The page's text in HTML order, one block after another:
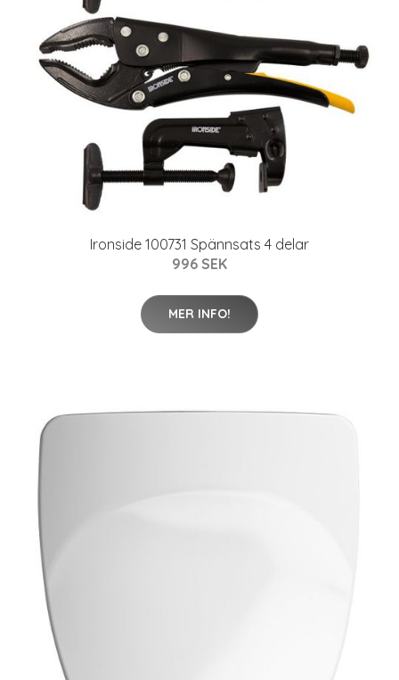
Ironside 100731 Spännsats 4 delar
996 SEK
MER INFO!